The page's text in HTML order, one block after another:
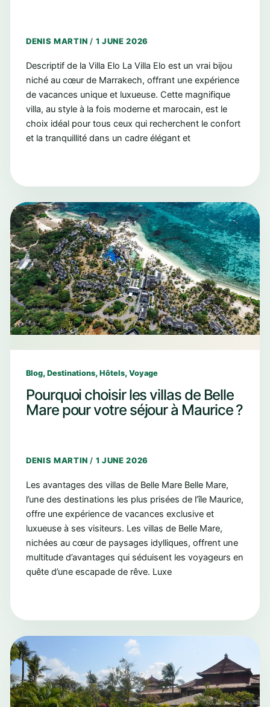
DENIS MARTIN / 1 JUNE 2026
Descriptif de la Villa Elo La Villa Elo est un vrai bijou
niché au cœur de Marrakech, offrant une expérience
de vacances unique et luxueuse. Cette magnifique
villa, au style à la fois moderne et marocain, est le
choix idéal pour tous ceux qui recherchent le confort
et la tranquillité dans un cadre élégant et
Blog, Destinations, Hôtels, Voyage
Pourquoi choisir les villas de Belle
Mare pour votre séjour à Maurice ?
DENIS MARTIN / 1 JUNE 2026
Les avantages des villas de Belle Mare Belle Mare,
l’une des destinations les plus prisées de l’île Maurice,
offre une expérience de vacances exclusive et
luxueuse à ses visiteurs. Les villas de Belle Mare,
nichées au cœur de paysages idylliques, offrent une
multitude d’avantages qui séduisent les voyageurs en
quête d’une escapade de rêve. Luxe